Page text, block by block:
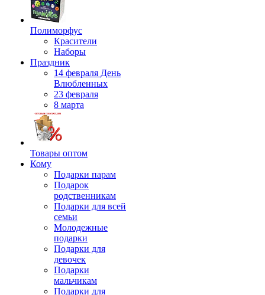
Полиморфус
Красители
Наборы
Праздник
14 февраля День
Влюбленных
23 февраля
8 марта
Товары оптом
Кому
Подарки парам
Подарок
родственникам
Подарки для всей
семьи
Молодежные
подарки
Подарки для
девочек
Подарки
мальчикам
Подарки для